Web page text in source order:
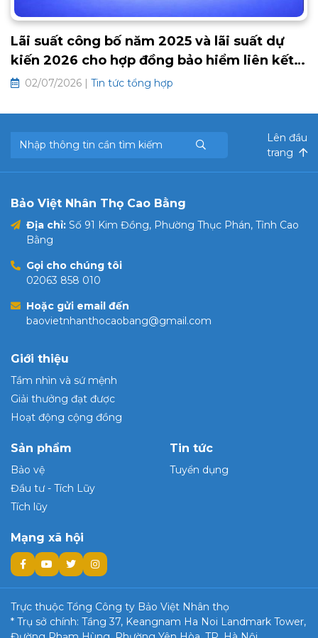
Lãi suất công bố năm 2025 và lãi suất dự
kiến 2026 cho hợp đồng bảo hiểm liên kết
chung và hưu trí tự nguyện
02/07/2026 | Tin tức tổng hợp
Lên đầu
trang
Bảo Việt Nhân Thọ Cao Bằng
Địa chỉ: Số 91 Kim Đồng, Phường Thục Phán, Tỉnh Cao
Bằng
Gọi cho chúng tôi
02063 858 010
Hoặc gửi email đến
baovietnhanthocaobang@gmail.com
Giới thiệu
Tầm nhìn và sứ mệnh
Giải thưởng đạt được
Hoạt động cộng đồng
Sản phẩm
Bảo vệ
Đầu tư - Tích Lũy
Tích lũy
Mạng xã hội
Tin tức
Tuyển dụng
Trực thuộc Tổng Công ty Bảo Việt Nhân thọ
* Trụ sở chính: Tầng 37, Keangnam Ha Noi Landmark Tower,